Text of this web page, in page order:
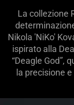
La collezione
Nikola 'NiKo'
ispirato alla
“Deagle God”,
la precisione